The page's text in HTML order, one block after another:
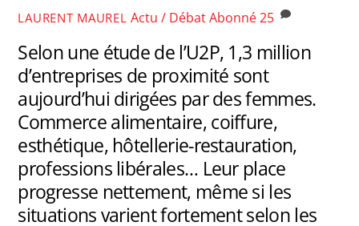
LAURENT MAUREL Actu / DébatAbonné25
Selon une étude de l’U2P, 1,3 million
d’entreprises de proximité sont
aujourd’hui dirigées par des femmes.
Commerce alimentaire, coiffure,
esthétique, hôtellerie-restauration,
professions libérales… Leur place
progresse nettement, même si les
situations varient fortement selon les